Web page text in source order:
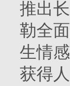
推出
勒全
生情
获得